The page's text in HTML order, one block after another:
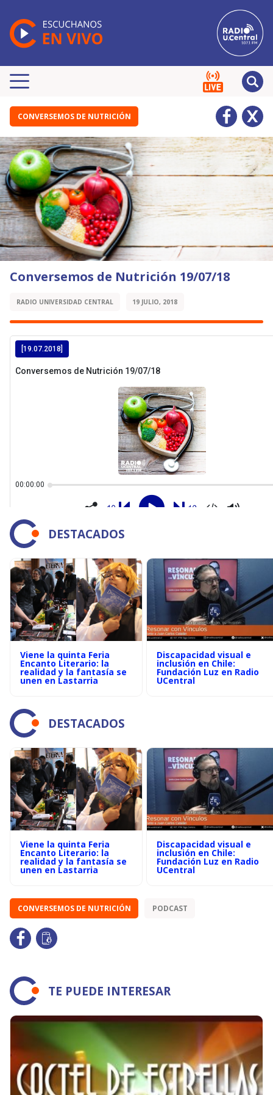
CONVERSEMOS DE NUTRICIÓN
Conversemos de Nutrición 19/07/18
RADIO UNIVERSIDAD CENTRAL 19 JULIO, 2018
DESTACADOS
Viene la quinta Feria
Encanto Literario: la
realidad y la fantasía se
unen en Lastarria
Discapacidad visual e
inclusión en Chile:
Fundación Luz en Radio
UCentral
DESTACADOS
Viene la quinta Feria
Encanto Literario: la
realidad y la fantasía se
unen en Lastarria
Discapacidad visual e
inclusión en Chile:
Fundación Luz en Radio
UCentral
CONVERSEMOS DE NUTRICIÓN PODCAST
TE PUEDE INTERESAR